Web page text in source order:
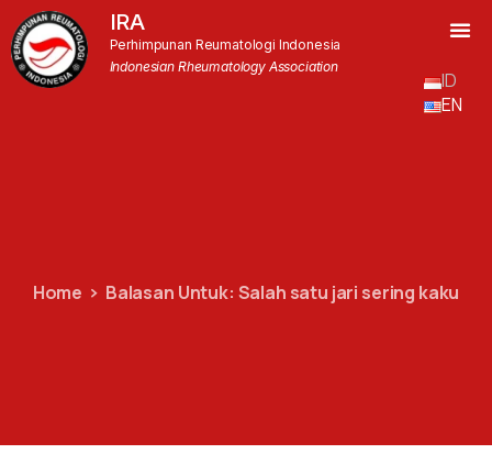
IRA
Perhimpunan Reumatologi Indonesia
Indonesian Rheumatology Association
ID
EN
Home Balasan Untuk: Salah satu jari sering kaku